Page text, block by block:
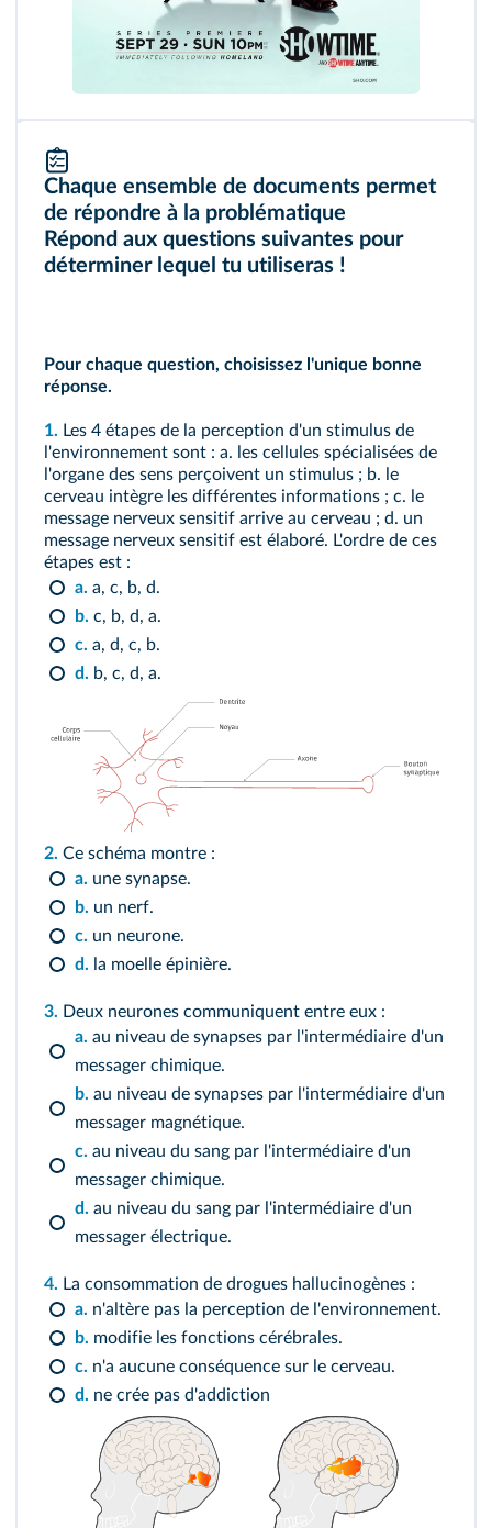
Chaque ensemble de documents permet
de répondre à la problématique
Répond aux questions suivantes pour
déterminer lequel tu utiliseras !
Pour chaque question, choisissez l'unique bonne
réponse.
1. Les 4 étapes de la perception d'un stimulus de
l'environnement sont : a. les cellules spécialisées de
l'organe des sens perçoivent un stimulus ; b. le
cerveau intègre les différentes informations ; c. le
message nerveux sensitif arrive au cerveau ; d. un
message nerveux sensitif est élaboré. L'ordre de ces
étapes est :
a. a, c, b, d.
b. c, b, d, a.
c. a, d, c, b.
d. b, c, d, a.
2. Ce schéma montre :
a. une synapse.
b. un nerf.
c. un neurone.
d. la moelle épinière.
3. Deux neurones communiquent entre eux :
a. au niveau de synapses par l'intermédiaire d'un
messager chimique.
b. au niveau de synapses par l'intermédiaire d'un
messager magnétique.
c. au niveau du sang par l'intermédiaire d'un
messager chimique.
d. au niveau du sang par l'intermédiaire d'un
messager électrique.
4. La consommation de drogues hallucinogènes :
a. n'altère pas la perception de l'environnement.
b. modifie les fonctions cérébrales.
c. n'a aucune conséquence sur le cerveau.
d. ne crée pas d'addiction